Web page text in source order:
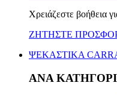
Χρειάζεστε βοήθεια
ΖΗΤΗΣΤΕ
ΨΕΚΑΣΤΙΚΑ
ΑΝΑ